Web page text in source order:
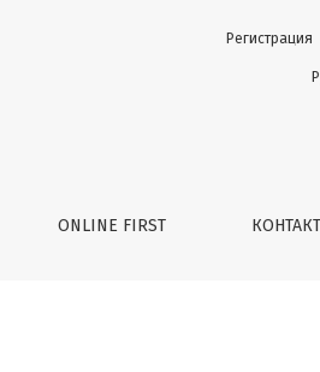
со дня рождения
ONLINE FIRST
Регистрация